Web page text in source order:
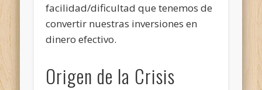
facilidad/dificultad que tenemos de
convertir nuestras inversiones en
dinero efectivo.
Origen de la Crisis